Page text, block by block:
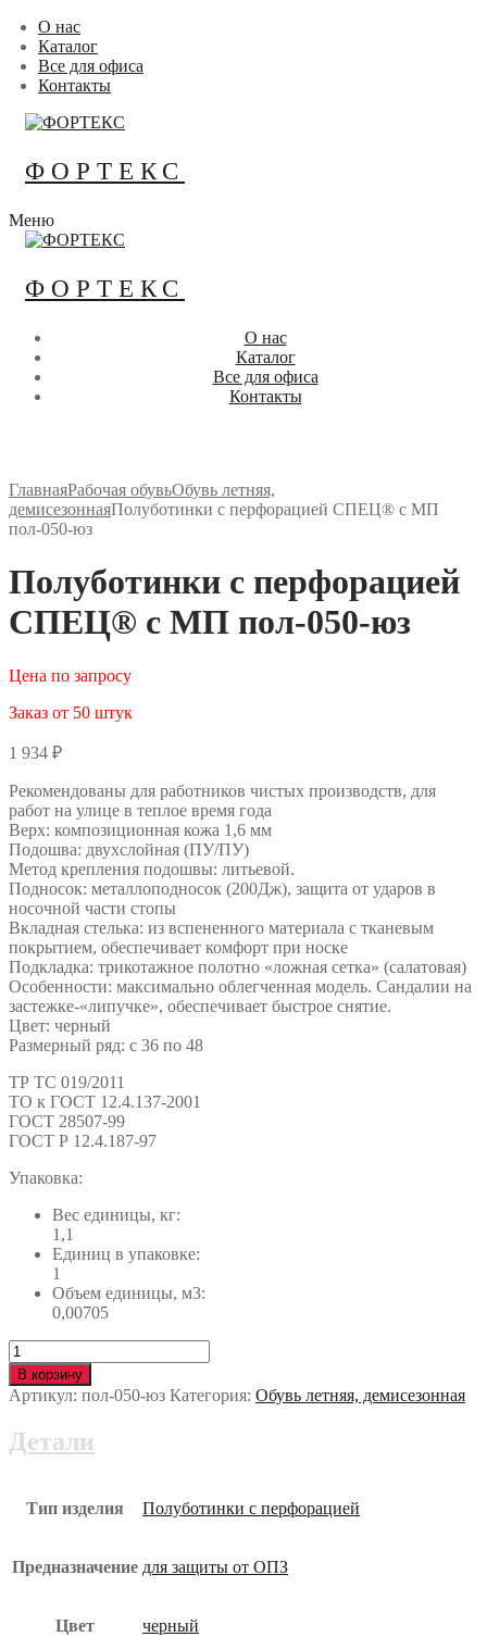
Перейти
содержимому
Меню
Закрыть
О нас
Каталог
Все для офиса
Контакты
ФОРТЕКС
Меню
ФОРТЕКС
О нас
Каталог
Все для офиса
Контакты
ГлавнаяРабочая обувьОбувь летняя,
демисезоннаяПолуботинки с перфорацией СПЕЦ® с МП
пол-050-юз
Полуботинки с перфорацией
СПЕЦ® с МП пол-050-юз
Цена по запросу
Заказ от 50 штук
1 934 ₽
Рекомендованы для работников чистых производств, для
работ на улице в теплое время года
Верх: композиционная кожа 1,6 мм
Подошва: двухслойная (ПУ/ПУ)
Метод крепления подошвы: литьевой.
Подносок: металлоподносок (200Дж), защита от ударов в
носочной части стопы
Вкладная стелька: из вспененного материала с тканевым
покрытием, обеспечивает комфорт при носке
Подкладка: трикотажное полотно «ложная сетка» (салатовая)
Особенности: максимально облегченная модель. Сандалии на
застежке-«липучке», обеспечивает быстрое снятие.
Цвет: черный
Размерный ряд: с 36 по 48
ТР ТС 019/2011
ТО к ГОСТ 12.4.137-2001
ГОСТ 28507-99
ГОСТ Р 12.4.187-97
Упаковка:
Вес единицы, кг:
1,1
Единиц в упаковке:
1
Объем единицы, м3:
0,00705
Количество
Полуботинки
с
перфорацией
с
юз
В корзину
Артикул: пол-050-юз Категория: Обувь летняя, демисезонная
Детали
Тип изделия Полуботинки с перфорацией
Предназначение для защиты от ОПЗ
Цвет черный